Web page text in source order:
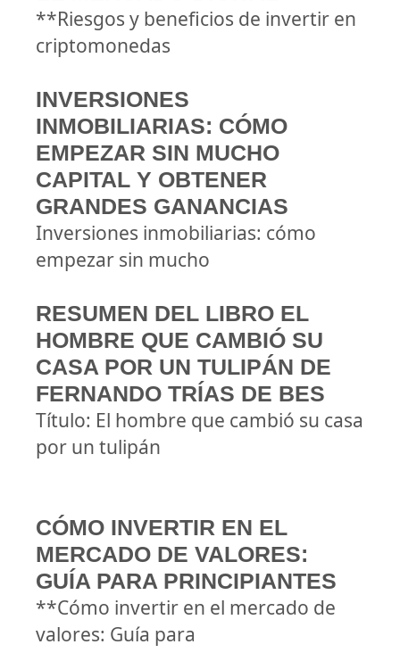
**Riesgos y beneficios de invertir en
criptomonedas
INVERSIONES
INMOBILIARIAS: CÓMO
EMPEZAR SIN MUCHO
CAPITAL Y OBTENER
GRANDES GANANCIAS
Inversiones inmobiliarias: cómo
empezar sin mucho
RESUMEN DEL LIBRO EL
HOMBRE QUE CAMBIÓ SU
CASA POR UN TULIPÁN DE
FERNANDO TRÍAS DE BES
Título: El hombre que cambió su casa
por un tulipán
CÓMO INVERTIR EN EL
MERCADO DE VALORES:
GUÍA PARA PRINCIPIANTES
**Cómo invertir en el mercado de
valores: Guía para